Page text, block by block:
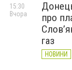
про
газ
НОВИНИ
15:30
Вчора